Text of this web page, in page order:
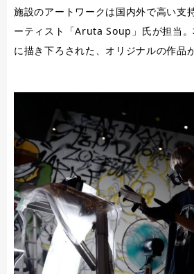
施設のアートワークは国内外で高い支
ーティスト「Aruta Soup」氏が担当
に描き下ろされた、オリジナルの作品